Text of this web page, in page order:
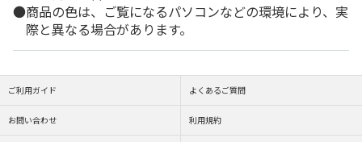
商品の色は、ご覧になるパソコンなどの環境により、実
際と異なる場合があります。
ご利用ガイド よくあるご質問
お問い合わせ 利用規約